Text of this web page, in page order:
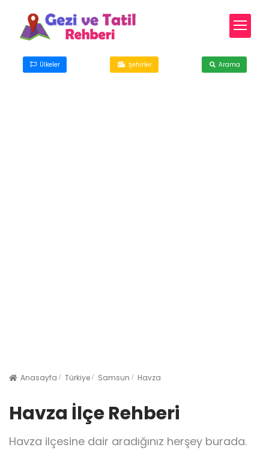
Ülkeler Şehirler Arama
Anasayfa Türkiye Samsun Havza
Havza İlçe Rehberi
Havza ilçesine dair aradığınız herşey burada.